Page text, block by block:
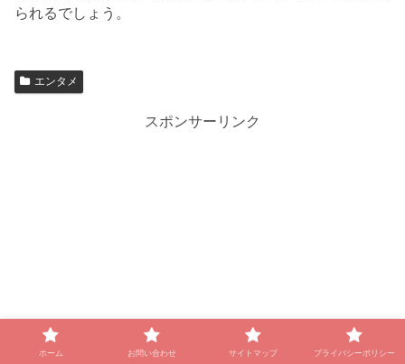
られるでしょう。
エンタメ
スポンサーリンク
ホーム お問い合わせ サイトマップ プライバシーポリシー